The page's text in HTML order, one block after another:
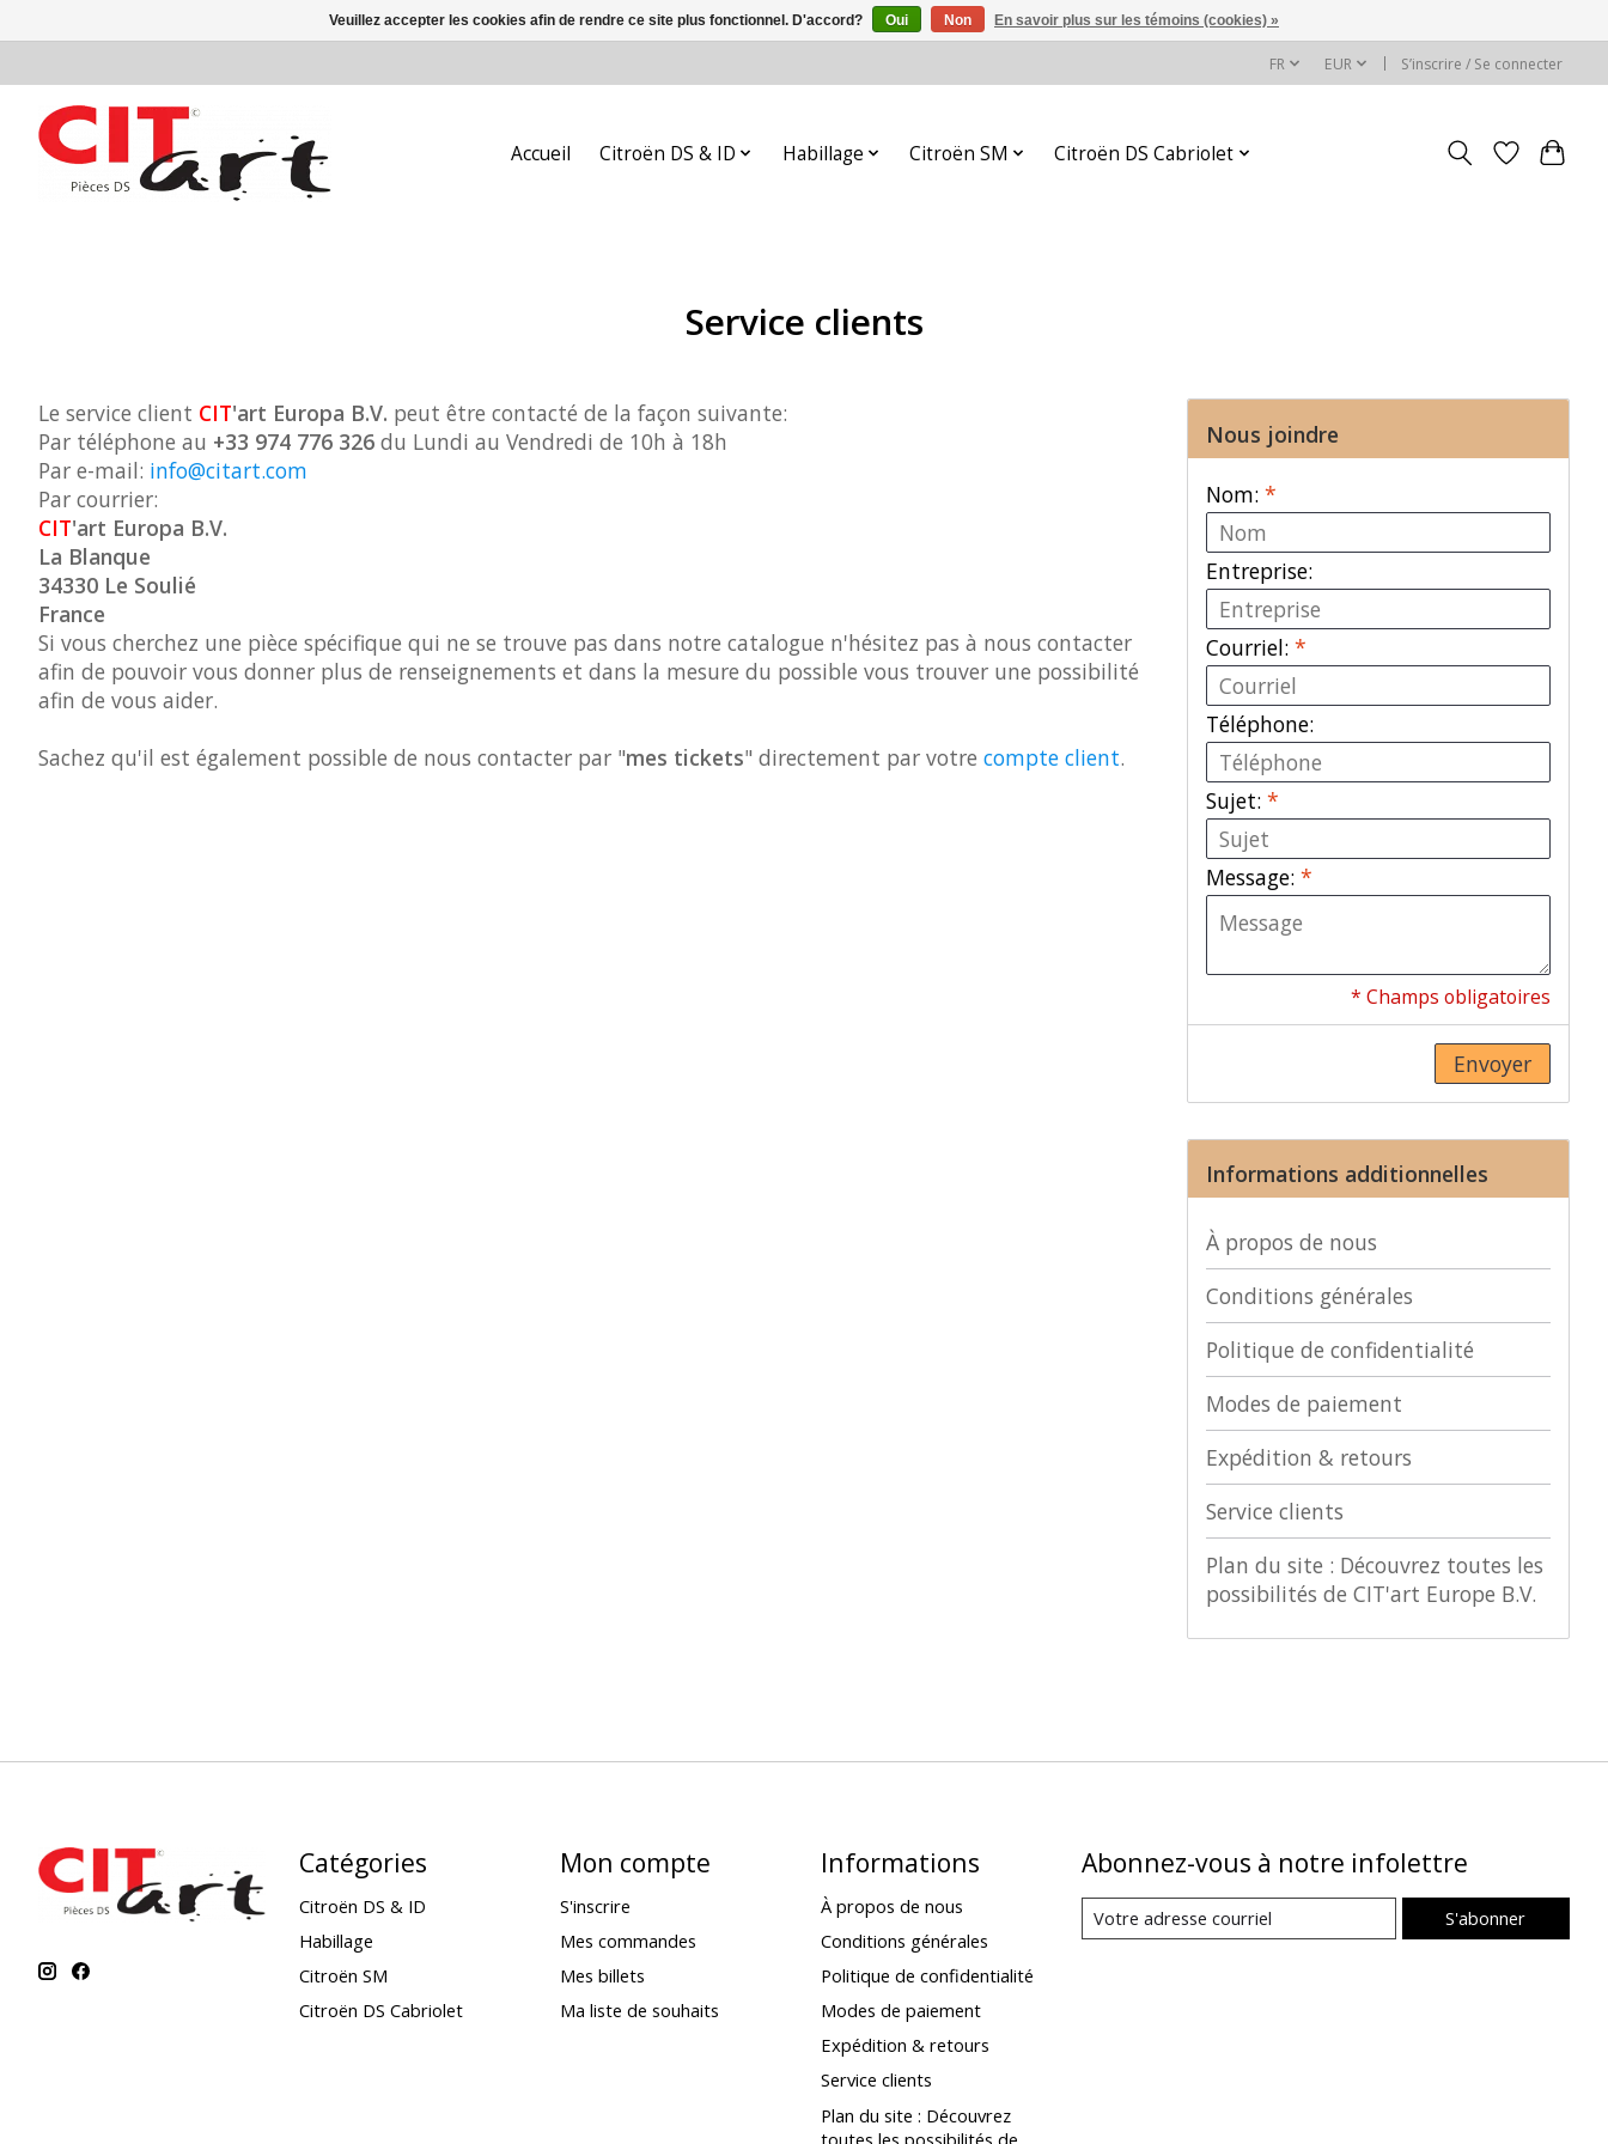
FR EUR S’inscrire / Se connecter
Accueil Citroën DS & ID Habillage Citroën SM Citroën DS Cabriolet
Service clients
Le service client CIT'art Europa B.V. peut être contacté de la façon suivante:
Par téléphone au +33 974 776 326 du Lundi au Vendredi de 10h à 18h
Par e-mail: info@citart.com
Par courrier:
CIT'art Europa B.V.
La Blanque
34330 Le Soulié
France
Si vous cherchez une pièce spécifique qui ne se trouve pas dans notre catalogue n'hésitez pas à nous contacter
afin de pouvoir vous donner plus de renseignements et dans la mesure du possible vous trouver une possibilité
afin de vous aider.
Sachez qu'il est également possible de nous contacter par "mes tickets" directement par votre compte client.
Nous joindre
Nom: *
Entreprise:
Courriel: *
Téléphone:
Sujet: *
Message: *
* Champs obligatoires
Envoyer
Informations additionnelles
À propos de nous
Conditions générales
Politique de confidentialité
Modes de paiement
Expédition & retours
Service clients
Plan du site : Découvrez toutes les
possibilités de CIT'art Europe B.V.
Catégories
Citroën DS & ID
Habillage
Citroën SM
Citroën DS Cabriolet
Mon compte
S'inscrire
Mes commandes
Mes billets
Ma liste de souhaits
Informations
À propos de nous
Conditions générales
Politique de confidentialité
Modes de paiement
Expédition & retours
Service clients
Plan du site : Découvrez
toutes les possibilités de
Abonnez-vous à notre infolettre
S'abonner
Veuillez accepter les cookies afin de rendre ce site plus fonctionnel. D'accord? Oui Non En savoir plus sur les témoins (cookies) »